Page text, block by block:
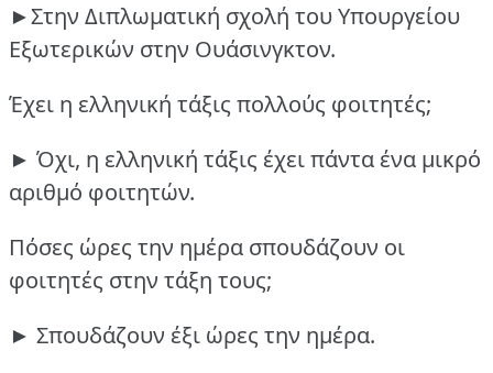
►Στην Διπλωματική σχολή του Υπουργείου
Εξωτερικών στην Ουάσινγκτον.
Έχει η ελληνική τάξις πολλούς φοιτητές;
► Όχι, η ελληνική τάξις έχει πάντα ένα μικρό
αριθμό φοιτητών.
Πόσες ώρες την ημέρα σπουδάζουν οι
φοιτητές στην τάξη τους;
► Σπουδάζουν έξι ώρες την ημέρα.